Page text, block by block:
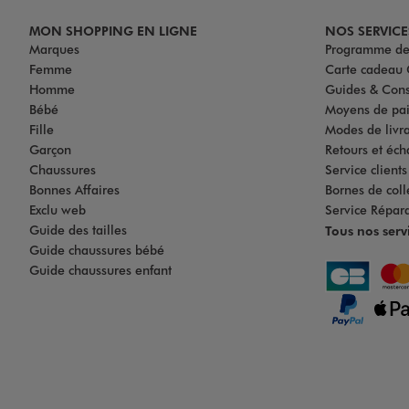
MON SHOPPING EN LIGNE
Marques
Femme
Homme
Bébé
Fille
Garçon
Chaussures
Bonnes Affaires
Exclu web
Guide des tailles
Guide chaussures bébé
Guide chaussures enfant
NOS
Programme
Carte cadeau
Guides &
Moyens de
Modes de
Retours et
Service
Bornes de
Service
Tous nos